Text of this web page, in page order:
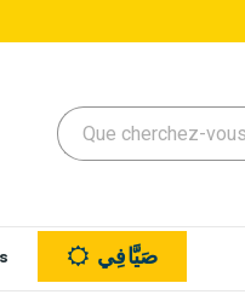
صَيَّافِي